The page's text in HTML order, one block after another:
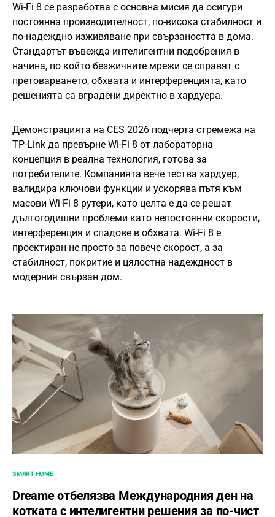
Wi-Fi 8 се разработва с основна мисия да осигури
постоянна производителност, по-висока стабилност и
по-надеждно изживяване при свързаността в дома.
Стандартът въвежда интелигентни подобрения в
начина, по който безжичните мрежи се справят с
претоварването, обхвата и интерференцията, като
решенията са вградени директно в хардуера.
Демонстрацията на CES 2026 подчерта стремежа на
TP-Link да превърне Wi-Fi 8 от лабораторна
концепция в реална технология, готова за
потребителите. Компанията вече тества хардуер,
валидира ключови функции и ускорява пътя към
масови Wi-Fi 8 рутери, като целта е да се решат
дългогодишни проблеми като непостоянни скорости,
интерференция и спадове в обхвата. Wi-Fi 8 е
проектиран не просто за повече скорост, а за
стабилност, покритие и цялостна надеждност в
модерния свързан дом.
SMART HOME
Dreame отбелязва Международния ден на
котката с интелигентни решения за по-чист